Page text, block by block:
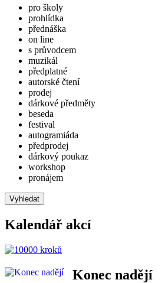
pro školy
prohlídka
přednáška
on line
s průvodcem
muzikál
předplatné
autorské čtení
prodej
dárkové předměty
beseda
festival
autogramiáda
předprodej
dárkový poukaz
workshop
pronájem
Vyhledat
Kalendář akcí
Konec nadějí